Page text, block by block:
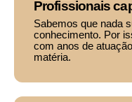
Profissionais
Sabemos que nada
conhecimento. Por
com anos de
matéria.